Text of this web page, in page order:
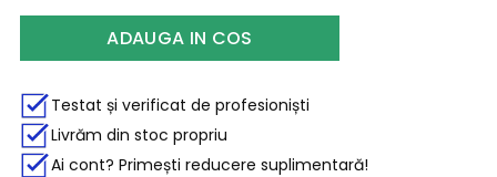
ADAUGA IN COS
Testat și verificat de profesioniști
Livrăm din stoc propriu
Ai cont? Primești reducere suplimentară!